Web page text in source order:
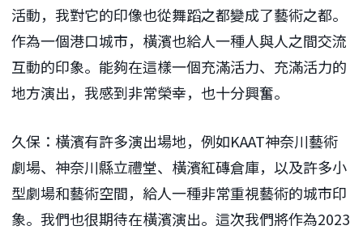
活動，我對它的印像也從舞蹈之都變成了藝術之都。
作為一個港口城市，橫濱也給人一種人與人之間交流
互動的印象。能夠在這樣一個充滿活力、充滿活力的
地方演出，我感到非常榮幸，也十分興奮。
久保：橫濱有許多演出場地，例如KAAT神奈川藝術
劇場、神奈川縣立禮堂、橫濱紅磚倉庫，以及許多小
型劇場和藝術空間，給人一種非常重視藝術的城市印
象。我們也很期待在橫濱演出。這次我們將作為2023